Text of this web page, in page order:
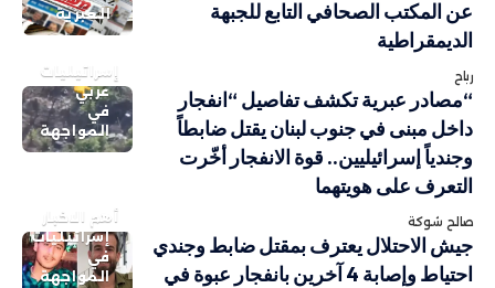
العبرية
عن المكتب الصحافي التابع للجبهة
الديمقراطية
رباح
إسرائيليات
عربي
في
المواجهة
“مصادر عبرية تكشف تفاصيل “انفجار
داخل مبنى في جنوب لبنان يقتل ضابطاً
وجندياً إسرائيليين.. قوة الانفجار أخّرت
التعرف على هويتهما
صالح شوكة
أهم الاخبار
إسرائيليات
في
المواجهة
جيش الاحتلال يعترف بمقتل ضابط وجندي
احتياط وإصابة 4 آخرين بانفجار عبوة في